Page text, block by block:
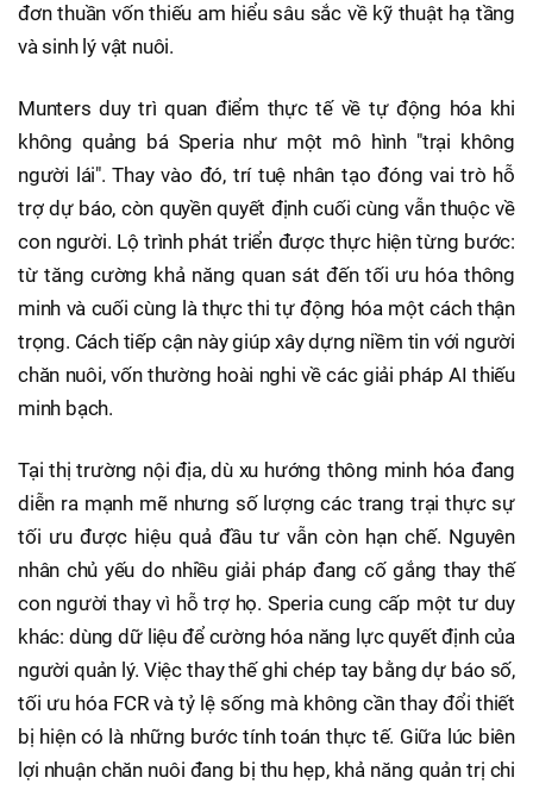
đơn thuần vốn thiếu am hiểu sâu sắc về kỹ thuật hạ tầng
và sinh lý vật nuôi.
Munters duy trì quan điểm thực tế về tự động hóa khi
không quảng bá Speria như một mô hình "trại không
người lái". Thay vào đó, trí tuệ nhân tạo đóng vai trò hỗ
trợ dự báo, còn quyền quyết định cuối cùng vẫn thuộc về
con người. Lộ trình phát triển được thực hiện từng bước:
từ tăng cường khả năng quan sát đến tối ưu hóa thông
minh và cuối cùng là thực thi tự động hóa một cách thận
trọng. Cách tiếp cận này giúp xây dựng niềm tin với người
chăn nuôi, vốn thường hoài nghi về các giải pháp AI thiếu
minh bạch.
Tại thị trường nội địa, dù xu hướng thông minh hóa đang
diễn ra mạnh mẽ nhưng số lượng các trang trại thực sự
tối ưu được hiệu quả đầu tư vẫn còn hạn chế. Nguyên
nhân chủ yếu do nhiều giải pháp đang cố gắng thay thế
con người thay vì hỗ trợ họ. Speria cung cấp một tư duy
khác: dùng dữ liệu để cường hóa năng lực quyết định của
người quản lý. Việc thay thế ghi chép tay bằng dự báo số,
tối ưu hóa FCR và tỷ lệ sống mà không cần thay đổi thiết
bị hiện có là những bước tính toán thực tế. Giữa lúc biên
lợi nhuận chăn nuôi đang bị thu hẹp, khả năng quản trị chi